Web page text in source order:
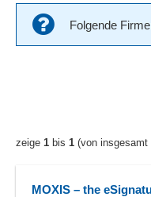
Folgende
zeige 1 bis 1 (von insgesamt
MOXIS – the